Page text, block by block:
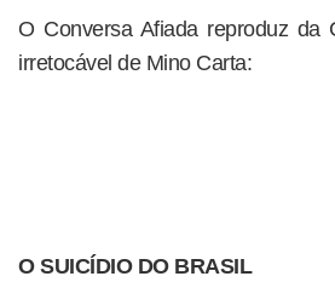
O Conversa Afiada reproduz da
irretocável de Mino Carta:
O SUICÍDIO DO BRASIL